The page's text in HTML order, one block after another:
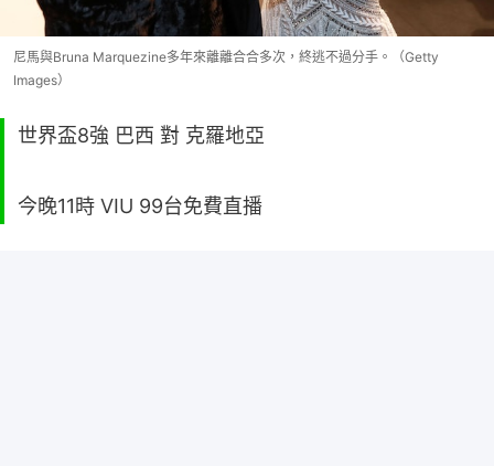
尼馬與Bruna Marquezine多年來離離合合多次，終逃不過分手。（Getty
Images）
世界盃8強 巴西 對 克羅地亞
今晚11時 VIU 99台免費直播